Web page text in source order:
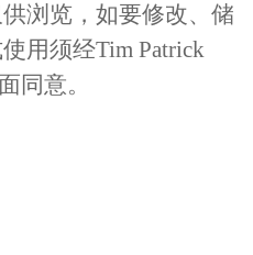
浏览，如要修改、储
用须经Tim Patrick
同意。